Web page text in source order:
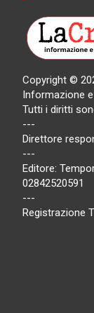
Copyright ©
Informazione
Tutti i diritti
---
Direttore
---
Editore:
02842520591
---
Registrazione